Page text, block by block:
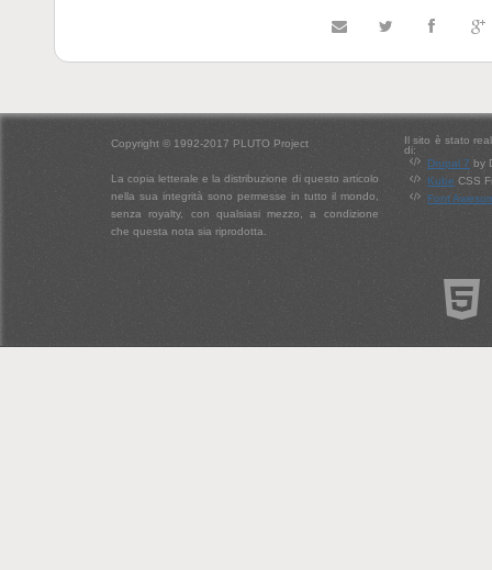
Copyright © 1992-2017 PLUTO Project
La copia letterale e la distribuzione di questo articolo
nella sua integrità sono permesse in tutto il mondo,
senza royalty, con qualsiasi mezzo, a condizione
che questa nota sia riprodotta.
Il sito è stato
di:
Drupal 7 by
Kube CSS
Font